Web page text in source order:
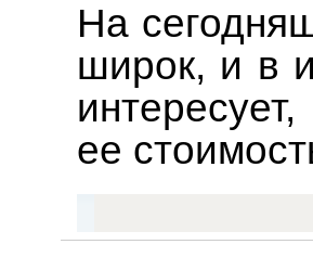
На
широк, и в
ее